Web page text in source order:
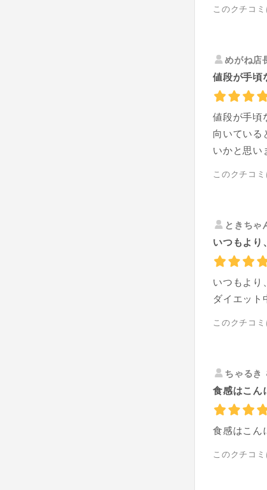
このクチコ
めがね店
値段が手頃
値段が手頃
向いている
いかと思い
このクチコ
ときちゃ
いつもより
いつもより
ダイエット
このクチコ
ちゃるき
食感はこん
食感はこん
このクチコ